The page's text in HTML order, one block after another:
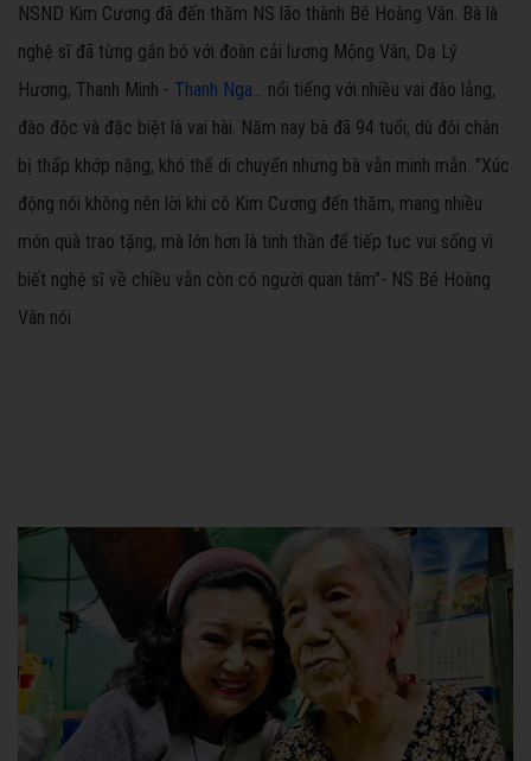
NSND Kim Cương đã đến thăm NS lão thành Bé Hoàng Vân. Bà là
nghệ sĩ đã từng gắn bó với đoàn cải lương Mộng Vân, Dạ Lý
Hương, Thanh Minh - Thanh Nga… nổi tiếng với nhiều vai đào lẳng,
đào độc và đặc biệt là vai hài. Năm nay bà đã 94 tuổi, dù đôi chân
bị thấp khớp nặng, khó thể di chuyển nhưng bà vẫn minh mẫn. "Xúc
động nói không nên lời khi cô Kim Cương đến thăm, mang nhiều
món quà trao tặng, mà lớn hơn là tinh thần để tiếp tục vui sống vì
biết nghệ sĩ về chiều vẫn còn có người quan tâm"- NS Bé Hoàng
Vân nói.